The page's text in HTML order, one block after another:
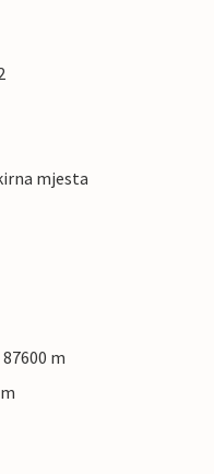
mjesta
m